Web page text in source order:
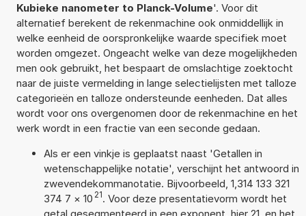
Kubieke nanometer to Planck-Volume'. Voor dit
alternatief berekent de rekenmachine ook onmiddellijk in
welke eenheid de oorspronkelijke waarde specifiek moet
worden omgezet. Ongeacht welke van deze mogelijkheden
men ook gebruikt, het bespaart de omslachtige zoektocht
naar de juiste vermelding in lange selectielijsten met talloze
categorieën en talloze ondersteunde eenheden. Dat alles
wordt voor ons overgenomen door de rekenmachine en het
werk wordt in een fractie van een seconde gedaan.
Als er een vinkje is geplaatst naast 'Getallen in
wetenschappelijke notatie', verschijnt het antwoord in
zwevendekommanotatie. Bijvoorbeeld, 1,314 133 321
374 7 × 10 21. Voor deze presentatievorm wordt het
getal gesegmenteerd in een exponent, hier 21, en het